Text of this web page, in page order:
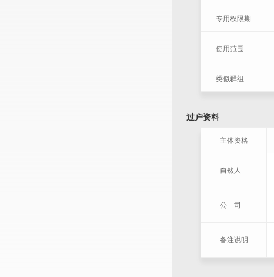
专用权限期
使用范围
类似群组
过户资料
主体资格
自然人
公 司
备注说明